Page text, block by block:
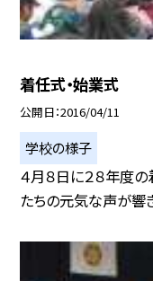
着任式・始業式
公開日 2016/04/11
学校の様子
４月８日に２８年度
たちの元気な声が響